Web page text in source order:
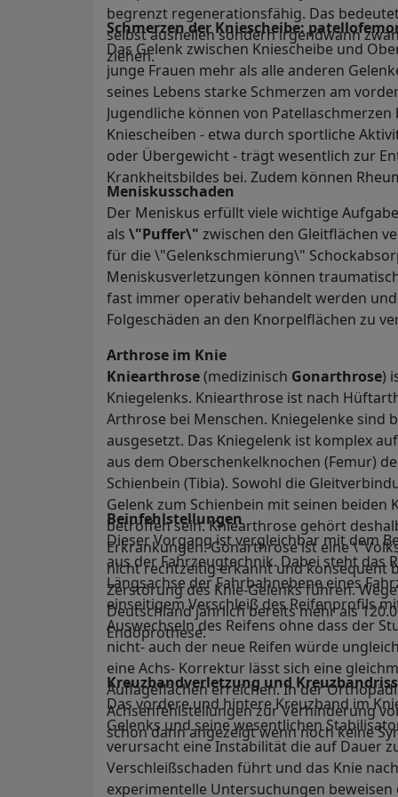
begrenzt regenerationsfähig. Das
selbst ausheilen sondern irgendwann
ziehen.
Schmerzen der Kniescheibe:
Das Gelenk zwischen Kniescheibe und
junge Frauen mehr als alle anderen
seines Lebens starke Schmerzen am
Jugendliche können von
Kniescheiben - etwa durch sportliche
oder Übergewicht - trägt wesentlich zur
Krankheitsbildes bei. Zudem können
Meniskusschaden
Der Meniskus erfüllt viele wichtige
als \"Puffer\" zwischen den Gleitflächen
für die \"Gelenkschmierung\"
Meniskusverletzungen können
fast immer operativ behandelt werden
Folgeschäden an den Knorpelflächen zu
Arthrose im Knie
Kniearthrose(medizinisch Gonarthrose)
Kniegelenks. Kniearthrose ist nach
Arthrose bei Menschen. Kniegelenke sind
ausgesetzt. Das Kniegelenk ist komplex
aus dem Oberschenkelknochen (Femur)
Schienbein (Tibia). Sowohl die
Gelenk zum Schienbein mit seinen beiden
betroffen sein. Kniearthrose gehört
Erkrankungen: Gonarthrose ist eine
nicht rechtzeitig erkannt und konsequent
Zerstörung des Knie-Gelenks führen.
Deutschland jährlich bereits mehr als
Endoprothese.
Beinfehlstellungen
Dieser Vorgang ist vergleichbar mit dem
aus der Fahrzeugtechnik. Dabei steht das
Längsachse der Fahrbahnebene eines
einseitigem Verschleiß des Reifenprofils
Auswechseln des Reifens ohne dass der
nicht- auch der neue Reifen würde
eine Achs- Korrektur lässt sich eine
Auflageflächen erreichen. In der
Achsenfehlstellungen zur Verhinderung
schon dann angezeigt wenn noch keine
Kreuzbandverletzung und Kreuzbandriss
Das vordere und hintere Kreuzband im
Gelenks und seine wesentlichen
verursacht eine Instabilität die auf Dauer
Verschleißschaden führt und das Knie
experimentelle Untersuchungen